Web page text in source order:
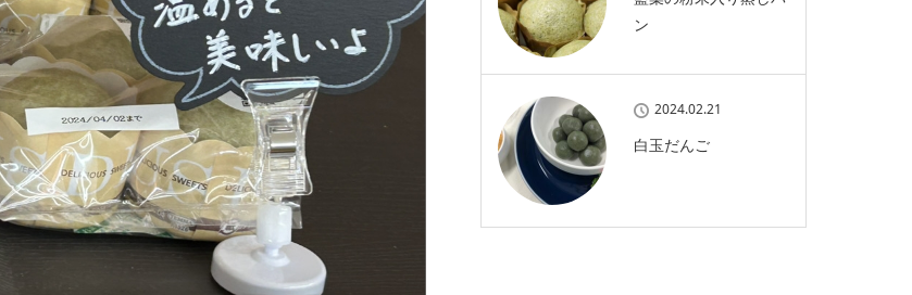
ン
2024.02.21
白玉だんご